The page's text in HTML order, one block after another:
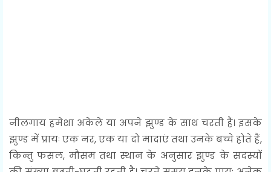
नीलगाय हमेशा अकेले या अपने झुण्ड के साथ चरती हैं। इसके
झुण्ड में प्रायः एक नर, एक या दो मादाएं तथा उनके बच्चे होते हैं,
किन्तु फसल, मौसम तथा स्थान के अनुसार झुण्ड के सदस्यों